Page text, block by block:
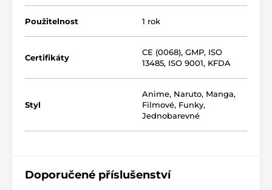
Použitelnost 1 rok
Certifikáty
CE (0068), GMP, ISO
13485, ISO 9001, KFDA
Styl
Anime, Naruto, Manga,
Filmové, Funky,
Jednobarevné
Doporučené příslušenství